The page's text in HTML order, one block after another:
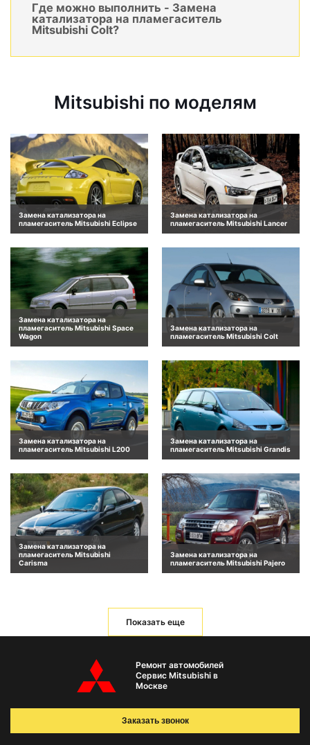
Где можно выполнить - Замена
катализатора на пламегаситель
Mitsubishi Colt?
Mitsubishi по моделям
Замена катализатора на
пламегаситель Mitsubishi Eclipse
Замена катализатора на
пламегаситель Mitsubishi Lancer
Замена катализатора на
пламегаситель Mitsubishi Space
Wagon
Замена катализатора на
пламегаситель Mitsubishi Colt
Замена катализатора на
пламегаситель Mitsubishi L200
Замена катализатора на
пламегаситель Mitsubishi Grandis
Замена катализатора на
пламегаситель Mitsubishi
Carisma
Замена катализатора на
пламегаситель Mitsubishi Pajero
Показать еще
Ремонт автомобилей
Сервис Mitsubishi в
Москве
Заказать звонок